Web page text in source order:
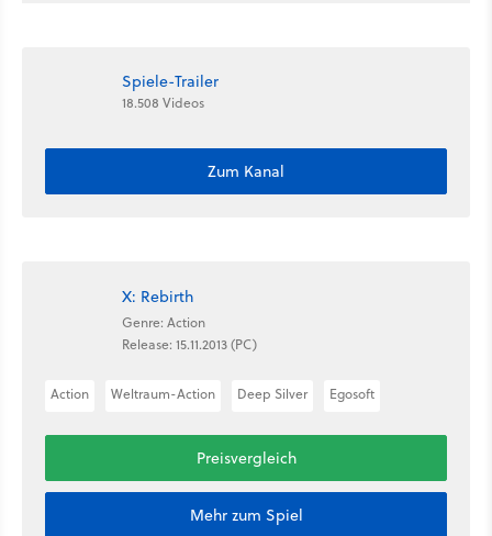
Spiele-Trailer
18.508 Videos
Zum Kanal
X: Rebirth
Genre: Action
Release: 15.11.2013 (PC)
Action Weltraum-Action Deep Silver Egosoft
Preisvergleich
Mehr zum Spiel